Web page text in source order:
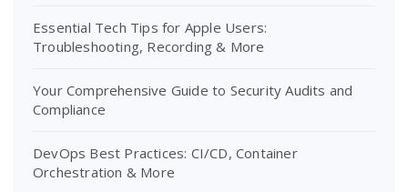
Essential Tech Tips for Apple Users:
Troubleshooting, Recording & More
Your Comprehensive Guide to Security Audits and
Compliance
DevOps Best Practices: CI/CD, Container
Orchestration & More